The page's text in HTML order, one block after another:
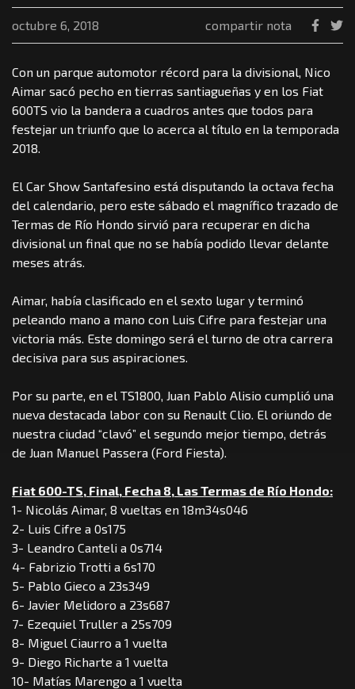
octubre 6, 2018 compartir nota
Con un parque automotor récord para la divisional, Nico
Aimar sacó pecho en tierras santiagueñas y en los Fiat
600TS vio la bandera a cuadros antes que todos para
festejar un triunfo que lo acerca al título en la temporada
2018.
El Car Show Santafesino está disputando la octava fecha
del calendario, pero este sábado el magnífico trazado de
Termas de Río Hondo sirvió para recuperar en dicha
divisional un final que no se había podido llevar delante
meses atrás.
Aimar, había clasificado en el sexto lugar y terminó
peleando mano a mano con Luis Cifre para festejar una
victoria más. Este domingo será el turno de otra carrera
decisiva para sus aspiraciones.
Por su parte, en el TS1800, Juan Pablo Alisio cumplió una
nueva destacada labor con su Renault Clio. El oriundo de
nuestra ciudad “clavó” el segundo mejor tiempo, detrás
de Juan Manuel Passera (Ford Fiesta).
Fiat 600-TS, Final, Fecha 8, Las Termas de Río Hondo:
1- Nicolás Aimar, 8 vueltas en 18m34s046
2- Luis Cifre a 0s175
3- Leandro Canteli a 0s714
4- Fabrizio Trotti a 6s170
5- Pablo Gieco a 23s349
6- Javier Melidoro a 23s687
7- Ezequiel Truller a 25s709
8- Miguel Ciaurro a 1 vuelta
9- Diego Richarte a 1 vuelta
10- Matías Marengo a 1 vuelta